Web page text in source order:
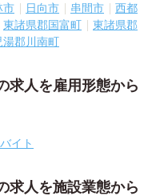
市 日向市 串間市
西都
東諸県郡国富町
東諸県郡
湯郡川南町
求人を雇用形態から
イト
求人を施設業態から